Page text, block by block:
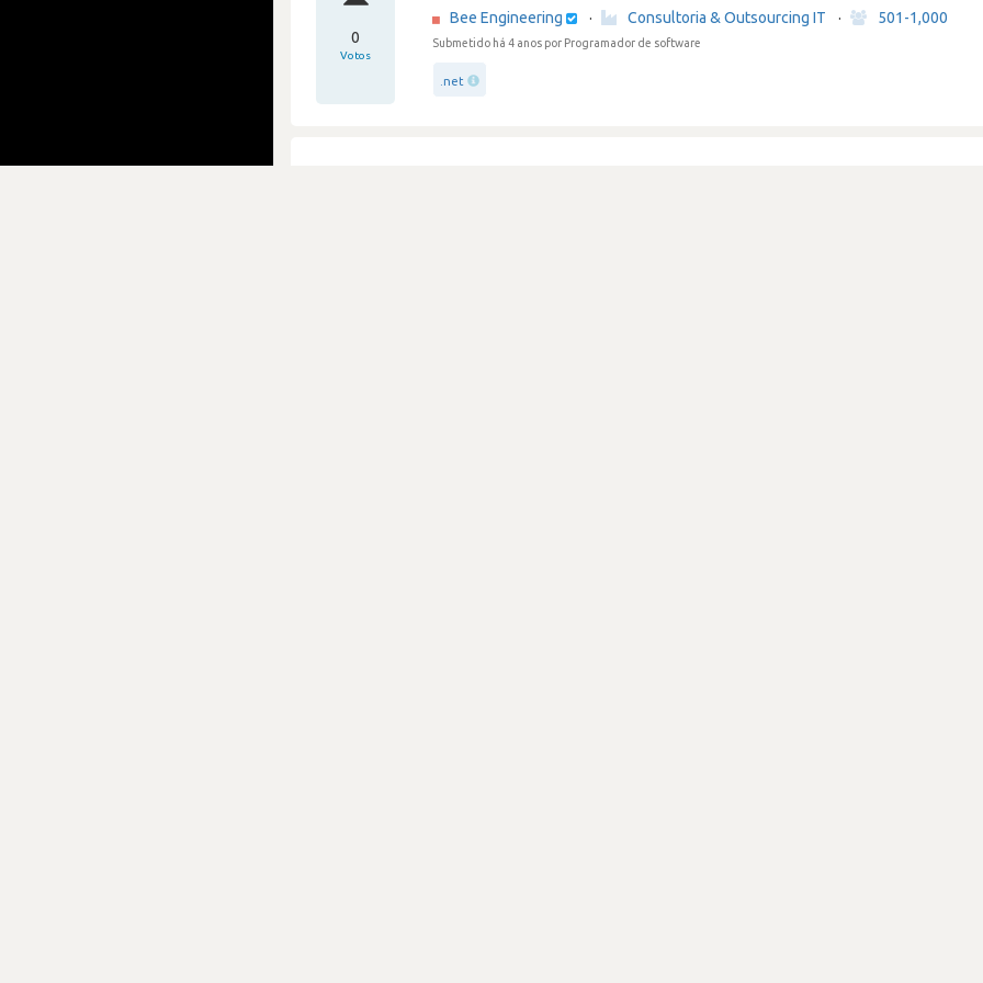
0
Votos
Bee Engineering · Consultoria & Outsourcing IT · 501-1,000
Submetido há 4 anos por Programador de software
.net